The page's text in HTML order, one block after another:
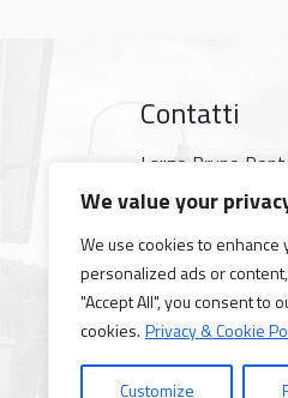
We value your
We use cookies to
personalized ads or
"Accept All", you consent to
cookies. Privacy & Cookie
Customize
Contatti
Largo Bruno
Mappa Google
Tel +39 050 2214
Fax +39 050
PEC
Orari di apertura:
Giorni chiusura